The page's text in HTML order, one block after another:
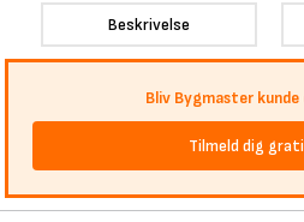
Beskrivelse
Bliv Bygmaster
Tilmeld dig